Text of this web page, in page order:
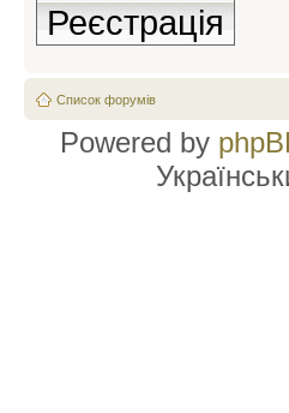
Реєстрація
Список форумів
Powered by